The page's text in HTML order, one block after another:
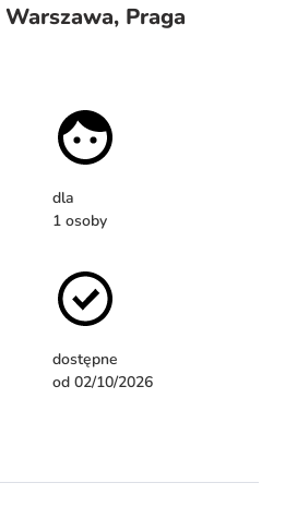
Praga
dla
1 osoby
dostępne
od 02/10/2026